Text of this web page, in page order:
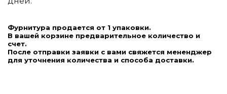
Фурнитура продается от 1 упаковки.
В вашей корзине предварительное количество и
счет.
После отправки заявки с вами свяжется мененджер
для уточнения количества и способа доставки.